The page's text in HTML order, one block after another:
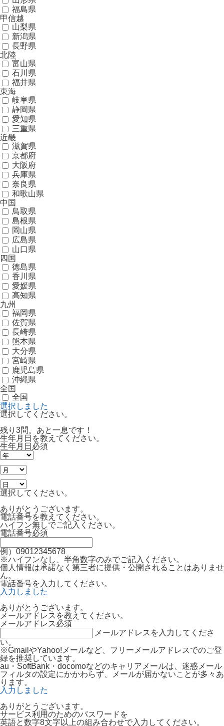
福島県
甲信越
山梨県
新潟県
長野県
北陸
富山県
石川県
福井県
東海
岐阜県
静岡県
愛知県
三重県
近畿
滋賀県
京都府
大阪府
兵庫県
奈良県
和歌山県
中国
鳥取県
島根県
岡山県
広島県
山口県
四国
徳島県
香川県
愛媛県
高知県
九州
福岡県
佐賀県
長崎県
熊本県
大分県
宮崎県
鹿児島県
沖縄県
全国
全国
選択しました
選択してください。
残り3問。あと一息です！
生年月日を教えてください。
生年月日 必須
選択してください。
ありがとうございます。
電話番号を教えてください。
ハイフン無しでご記入ください。
電話番号必須
例）09012345678
※ハイフンなし、半角数字のみでご記入ください。
個人情報は承諾なく第三者に提供・公開されることはありませ
ん。
電話番号を入力してください。
入力しました
ありがとうございます。
メールアドレスを教えてください。
メールアドレス必須
メールアドレスを入力してくださ
い。
※GmailやYahoo!メールなど、フリーメールアドレスでのご登
録を推奨しています。
au・SoftBank・docomoなどのキャリアメールは、迷惑メール
フィルタの設定にかかわらず、メールが届かないことが多々あ
ります。
入力しました
ありがとうございます。
サービス利用のためのパスワードを
英語と数字8文字以上の組み合わせで入力してください。